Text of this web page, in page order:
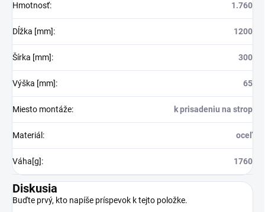
Hmotnosť: 1.760
Dĺžka [mm]: 1200
Šírka [mm]: 300
Výška [mm]: 65
Miesto montáže: k prisadeniu na strop
Materiál : oceľ
Váha[g]: 1760
Diskusia
Buďte prvý, kto napíše príspevok k tejto položke.